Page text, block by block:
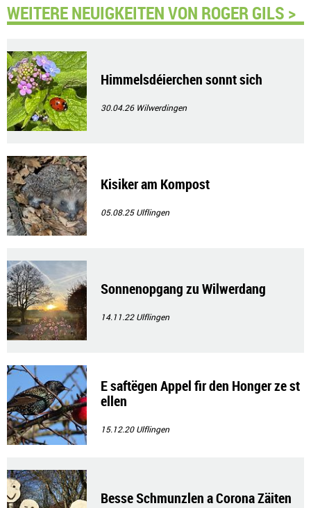
WEITERE NEUIGKEITEN VON ROGER GILS >
Himmelsdéierchen sonnt sich
30.04.26 Wilwerdingen
Kisiker am Kompost
05.08.25Ulflingen
Sonnenopgang zu Wilwerdang
14.11.22Ulflingen
E saftëgen Appel fir den Honger ze st
ellen
15.12.20Ulflingen
Besse Schmunzlen a Corona Zäiten